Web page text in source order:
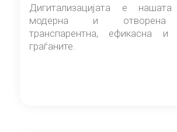
Дигитализацијата е
модерна и отворена
транспарентна, ефикасна
граѓаните.